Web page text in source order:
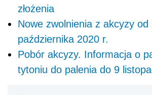
złożenia
Nowe zwolnienia z akcyzy od
października 2020 r.
Pobór akcyzy. Informacja o
tytoniu do palenia do 9